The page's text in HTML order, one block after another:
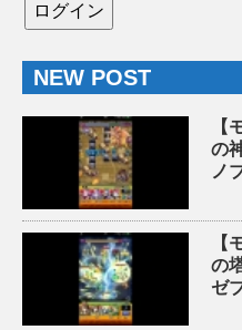
NEW POST
【
の
ノ
【
の
ゼ